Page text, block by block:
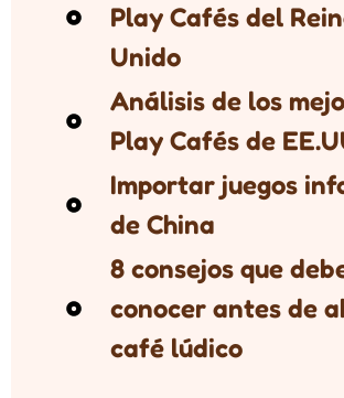
Play Cafés del
Unido
Análisis de los
Play Cafés de
Importar juegos
de China
8 consejos que
conocer antes de
café lúdico